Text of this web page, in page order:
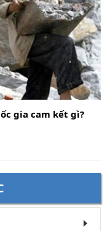
gia cam kết gì?